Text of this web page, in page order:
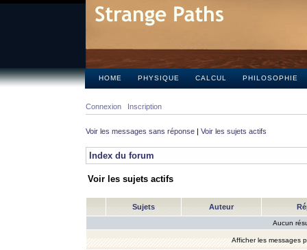
HOME PHYSIQUE CALCUL PHILOSOPHIE
Connexion Inscription
Voir les messages sans réponse | Voir les sujets actifs
Index du forum
Voir les sujets actifs
Sujets Auteur
Aucun
Afficher les messages